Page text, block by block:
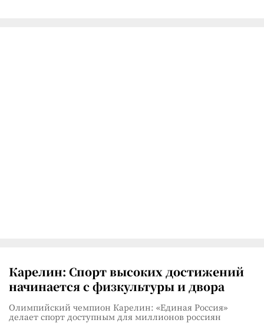
Карелин: Спорт высоких достижений
начинается с физкультуры и двора
Олимпийский чемпион Карелин: «Единая Россия»
делает спорт доступным для миллионов россиян